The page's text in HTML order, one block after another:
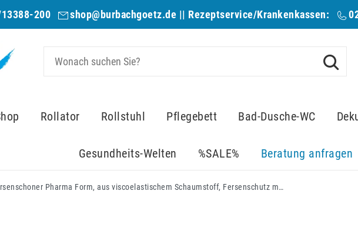
200 shop@burbachgoetz.de || Rezeptservice/Krankenkassen:
Rollator Rollstuhl Pflegebett Bad-Dusche-WC
Gesundheits-Welten %SALE% Beratung anfragen
Fersenschoner Pharma Form, aus viscoelastischem Schaumstoff, Fersenschutz mit PU-Bezug, Stück (AV)